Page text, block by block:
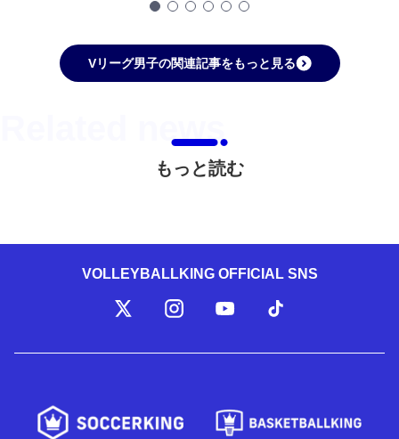
Vリーグ男子の関連記事をもっと見る
もっと読む
VOLLEYBALLKING OFFICIAL SNS